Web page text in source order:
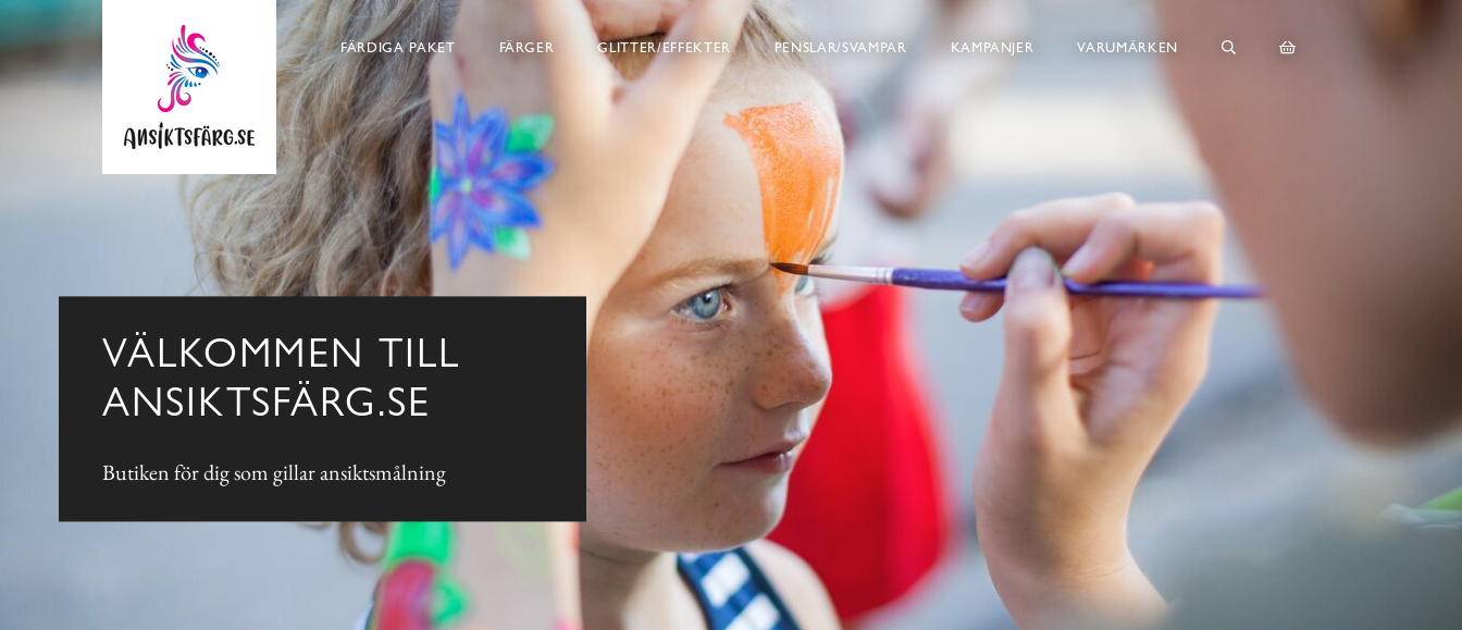
FÄRDIGA PAKET FÄRGER GLITTER/EFFEKTER PENSLAR/SVAMPAR KAMPANJER VARUMÄRKEN
VÄLKOMMEN TILL
ANSIKTSFÄRG.SE
Butiken för dig som gillar ansiktsmålning